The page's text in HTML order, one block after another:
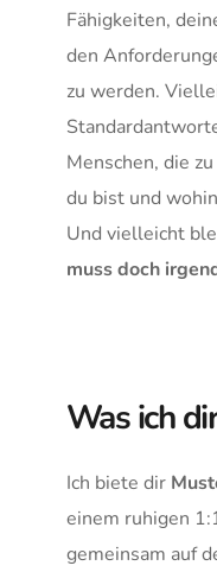
Fähigkeiten,
den
zu werden.
Menschen, die
du bist und
Und vielleicht
muss doch
Was ich
Ich biete dir
einem ruhigen
gemeinsam auf